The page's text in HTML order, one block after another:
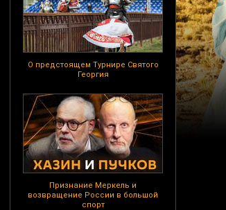
О предстоящем Турнире Святого
Георгия
Признание Меркель и
возвращение России в большой
спорт